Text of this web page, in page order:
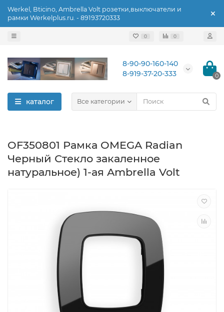
Werkel, Bticino, Ambrella Volt розетки,выключатели и
рамки Werkelplus.ru. - 89193720333
0 0
8-90-90-160-140
8-919-37-20-333
0
каталог Все категории
OF350801 Рамка OMEGA Radian
Черный Стекло закаленное
натуральное) 1-ая Ambrella Volt